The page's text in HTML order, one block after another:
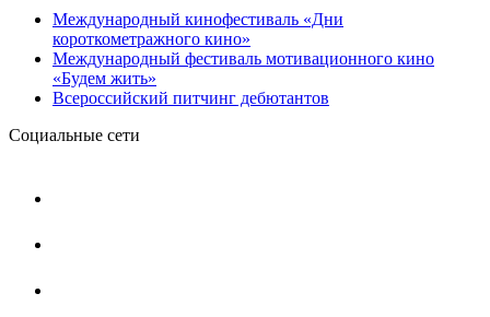
Международный кинофестиваль «Дни
короткометражного кино»
Международный фестиваль мотивационного кино
«Будем жить»
Всероссийский питчинг дебютантов
Социальные сети